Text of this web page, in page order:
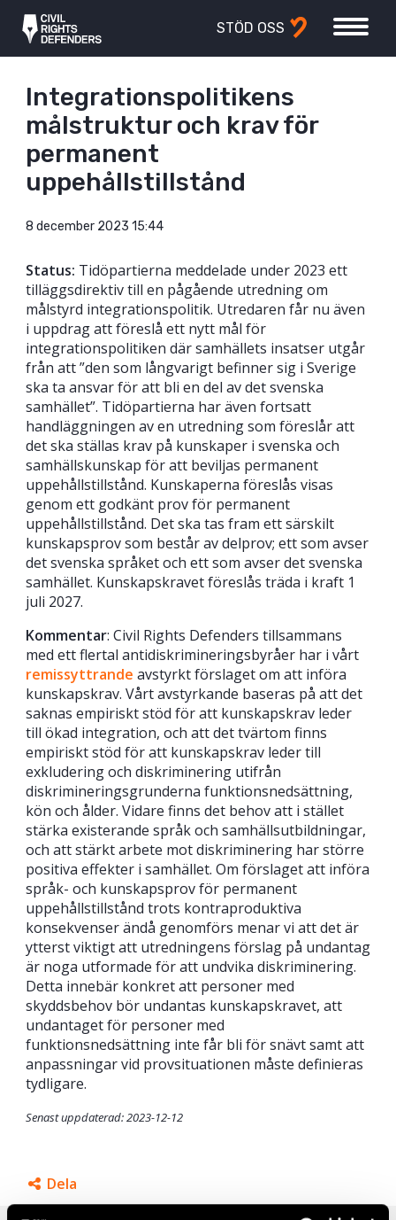
STÖD OSS
Integrationspolitikens
målstruktur och krav för
permanent
uppehållstillstånd
8 december 2023 15:44
Status: Tidöpartierna meddelade under 2023 ett
tilläggsdirektiv till en pågående utredning om
målstyrd integrationspolitik. Utredaren får nu även
i uppdrag att föreslå ett nytt mål för
integrationspolitiken där samhällets insatser utgår
från att ”den som långvarigt befinner sig i Sverige
ska ta ansvar för att bli en del av det svenska
samhället”. Tidöpartierna har även fortsatt
handläggningen av en utredning som föreslår att
det ska ställas krav på kunskaper i svenska och
samhällskunskap för att beviljas permanent
uppehållstillstånd. Kunskaperna föreslås visas
genom ett godkänt prov för permanent
uppehållstillstånd. Det ska tas fram ett särskilt
kunskapsprov som består av delprov; ett som avser
det svenska språket och ett som avser det svenska
samhället. Kunskapskravet föreslås träda i kraft 1
juli 2027.
Kommentar: Civil Rights Defenders tillsammans
med ett flertal antidiskrimineringsbyråer har i vårt
remissyttrande avstyrkt förslaget om att införa
kunskapskrav. Vårt avstyrkande baseras på att det
saknas empiriskt stöd för att kunskapskrav leder
till ökad integration, och att det tvärtom finns
empiriskt stöd för att kunskapskrav leder till
exkludering och diskriminering utifrån
diskrimineringsgrunderna funktionsnedsättning,
kön och ålder. Vidare finns det behov att i stället
stärka existerande språk och samhällsutbildningar,
och att stärkt arbete mot diskriminering har större
positiva effekter i samhället. Om förslaget att införa
språk- och kunskapsprov för permanent
uppehållstillstånd trots kontraproduktiva
konsekvenser ändå genomförs menar vi att det är
ytterst viktigt att utredningens förslag på undantag
är noga utformade för att undvika diskriminering.
Detta innebär konkret att personer med
skyddsbehov bör undantas kunskapskravet, att
undantaget för personer med
funktionsnedsättning inte får bli för snävt samt att
anpassningar vid provsituationen måste definieras
tydligare.
Senast uppdaterad: 2023-12-12
Dela